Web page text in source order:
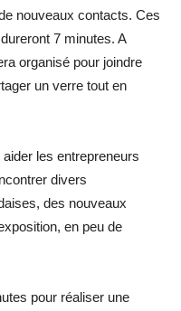
nouveaux contacts. Ces
7 minutes. A
organisé pour joindre
un verre tout en
les entrepreneurs
divers
des nouveaux
en peu de
pour réaliser une